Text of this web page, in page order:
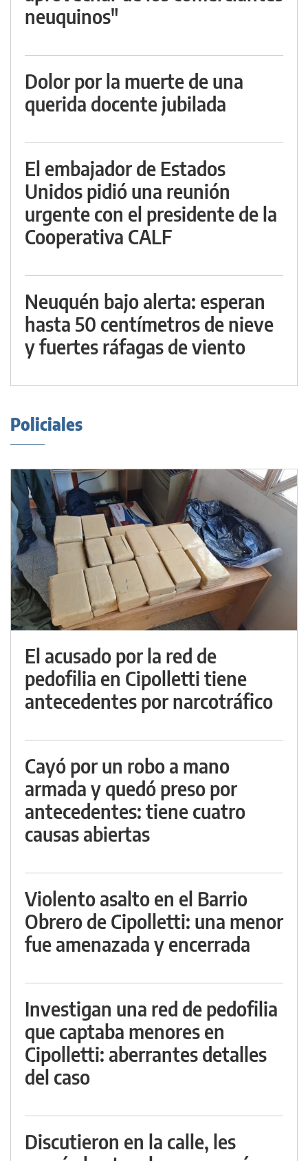
neuquinos"
Dolor por la muerte de una
querida docente jubilada
El embajador de Estados
Unidos pidió una reunión
urgente con el presidente de la
Cooperativa CALF
Neuquén bajo alerta: esperan
hasta 50 centímetros de nieve
y fuertes ráfagas de viento
Policiales
El acusado por la red de
pedofilia en Cipolletti tiene
antecedentes por narcotráfico
Cayó por un robo a mano
armada y quedó preso por
antecedentes: tiene cuatro
causas abiertas
Violento asalto en el Barrio
Obrero de Cipolletti: una menor
fue amenazada y encerrada
Investigan una red de pedofilia
que captaba menores en
Cipolletti: aberrantes detalles
del caso
Discutieron en la calle, les